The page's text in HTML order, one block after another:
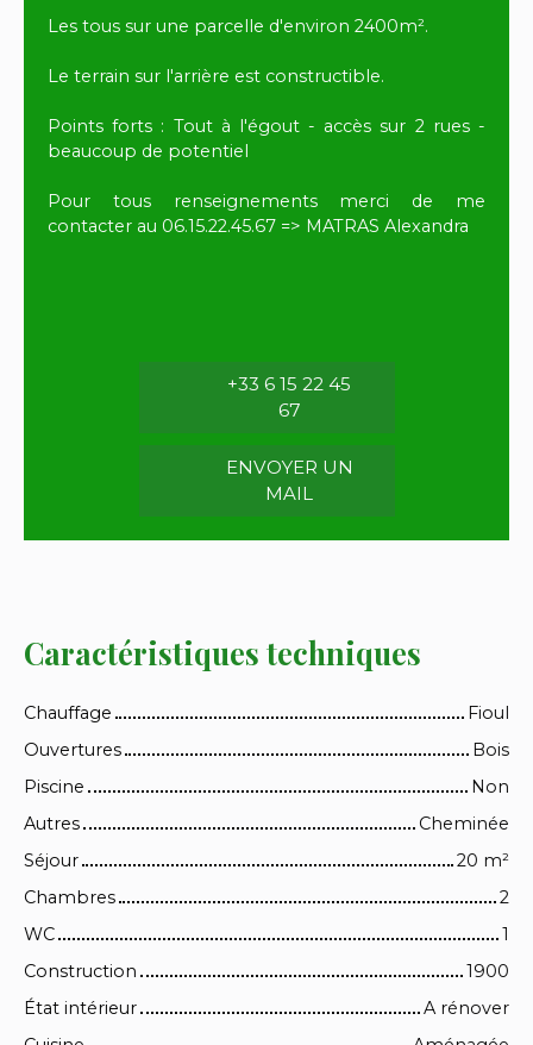
Les tous sur une parcelle d'environ 2400m².
Le terrain sur l'arrière est constructible.
Points forts : Tout à l'égout - accès sur 2 rues -
beaucoup de potentiel
Pour tous renseignements merci de me
contacter au 06.15.22.45.67 => MATRAS Alexandra
+33 6 15 22 45
67
ENVOYER UN
MAIL
Caractéristiques techniques
Chauffage
Fioul
Ouvertures
Bois
Piscine
Non
Autres
Cheminée
Séjour
20 m²
Chambres
2
WC
1
Construction
1900
État intérieur
A rénover